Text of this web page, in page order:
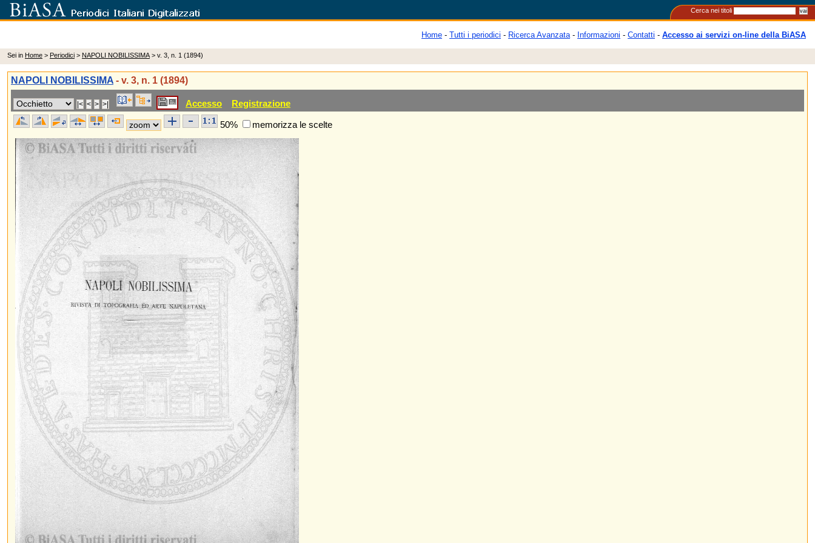
Cerca nei titoli
Home - Tutti i periodici - Ricerca Avanzata- Informazioni - Contatti - Accesso ai servizi on-line della BiASA
Sei in Home > Periodici > NAPOLI NOBILISSIMA > v. 3, n. 1 (1894)
NAPOLI NOBILISSIMA - v. 3, n. 1 (1894)
Accesso Registrazione
50% memorizza le scelte